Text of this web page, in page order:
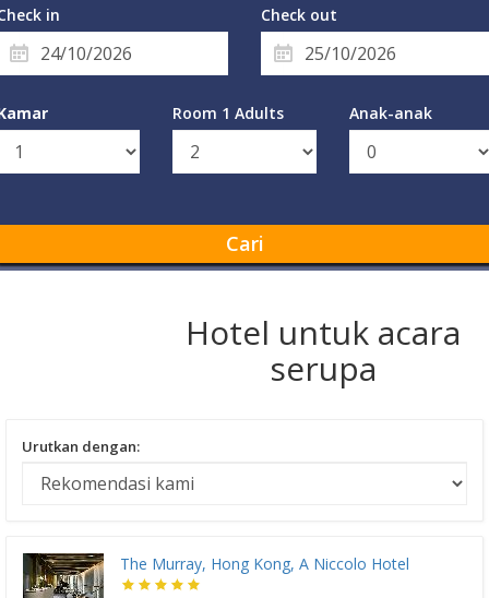
in Check out
Room 1 Adults Anak-anak
Cari
Hotel untuk acara
serupa
Urutkan dengan:
The Murray, Hong Kong, A Niccolo Hotel